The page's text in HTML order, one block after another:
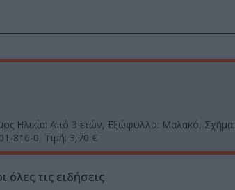
Ηλικία: Από 3 ετών, Εξώφυλλο: Μαλακό,
816-0, Τιμή: 3,70 €
τις ειδήσεις